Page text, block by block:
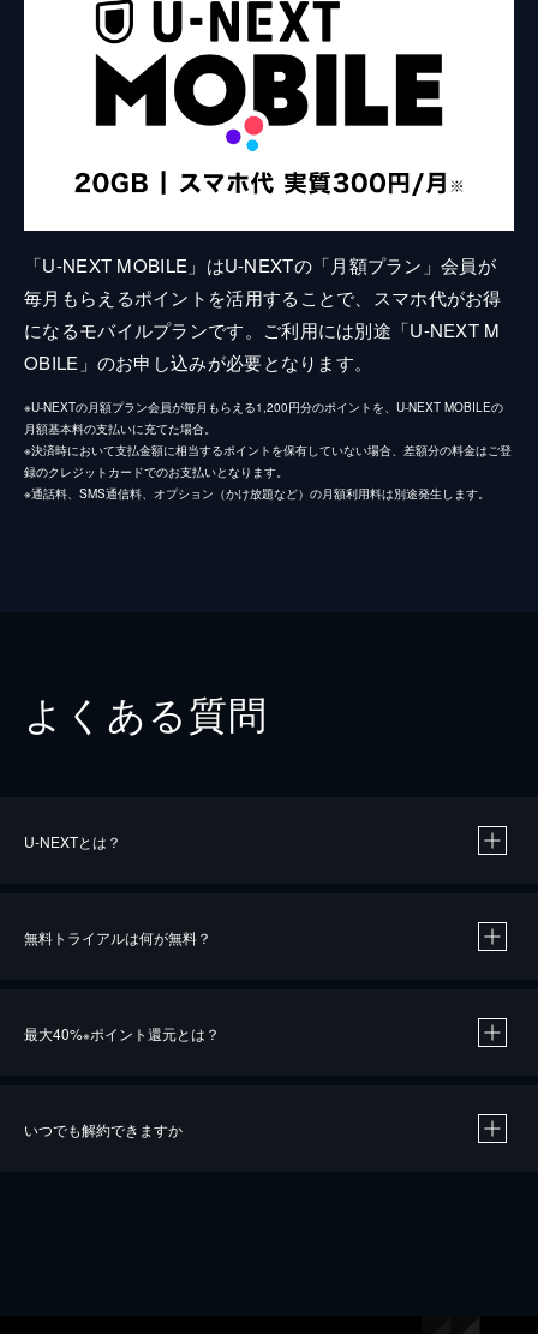
「U-NEXT MOBILE」はU-NEXTの「月額プラン」会員が
毎月もらえるポイントを活用することで、スマホ代がお得
になるモバイルプランです。ご利用には別途「U-NEXT M
OBILE」のお申し込みが必要となります。
※U-NEXTの月額プラン会員が毎月もらえる1,200円分のポイントを、U-NEXT MOBILEの
月額基本料の支払いに充てた場合。
※決済時において支払金額に相当するポイントを保有していない場合、差額分の料金はご登
録のクレジットカードでのお支払いとなります。
※通話料、SMS通信料、オプション（かけ放題など）の月額利用料は別途発生します。
よくある質問
U-NEXTとは？
無料トライアルは何が無料？
最大40%※ポイント還元とは？
いつでも解約できますか